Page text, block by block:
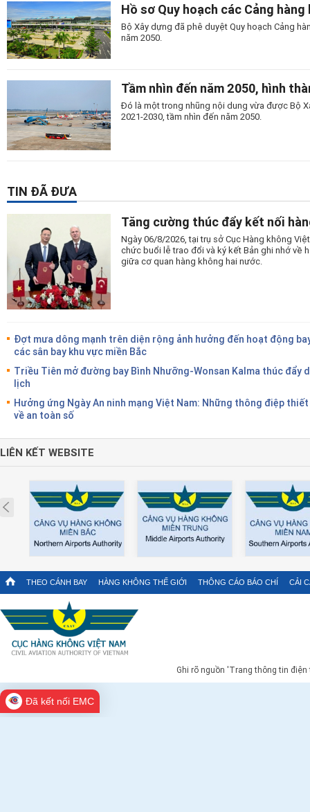
Hồ sơ Quy hoạch các Cảng
Bộ Xây dựng đã phê duyệt Quy hoạch Cảng
năm 2050.
Tầm nhìn đến năm 2050, hình
Đó là một trong nhũng nội dung vừa được Bộ
2021-2030, tầm nhìn đến năm 2050.
TIN ĐÃ ĐƯA
Tăng cường thúc đẩy kết nối
Ngày 06/8/2026, tại trụ sở Cục Hàng không
chức buổi lễ trao đổi và ký kết Bản ghi nhớ về
giữa cơ quan hàng không hai nước.
Đợt mưa dông mạnh trên diện rộng ảnh hưởng đến hoạt động
các sân bay khu vực miền Bắc
Triều Tiên mở đường bay Bình Nhưỡng-Wonsan Kalma thúc đẩy
lịch
Hưởng ứng Ngày An ninh mạng Việt Nam: Những thông điệp
về an toàn số
LIÊN KẾT WEBSITE
Prev
THEO CÁNH BAY HÀNG KHÔNG THẾ GIỚI THÔNG CÁO BÁO CHÍ CẢI
Ghi rõ nguồn 'Trang thông tin
Đã kết nối EMC